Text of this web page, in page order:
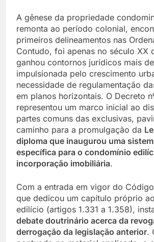
A gênese da propriedade
remonta ao período colonial,
primeiros delineamentos nas
Contudo, foi apenas no século XX
ganhou contornos jurídicos mais
impulsionada pelo crescimento
necessidade de regulamentação
em planos horizontais. O Decreto
representou um marco inicial ao
partes comuns das exclusivas,
caminho para a promulgação da
diploma que inaugurou uma
específica para o condomínio
incorporação imobiliária.
Com a entrada em vigor do
que dedicou um capítulo próprio
edilício (artigos 1.331 a 1.358),
debate doutrinário acerca da
derrogação da legislação anterior.